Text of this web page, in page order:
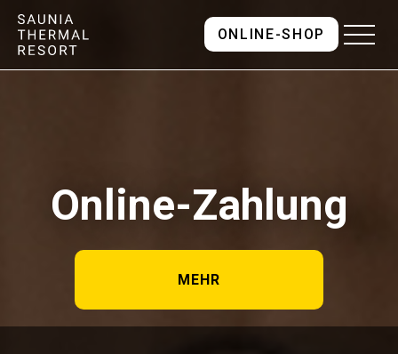
ONLINE-SHOP
Online-Zahlung
MEHR